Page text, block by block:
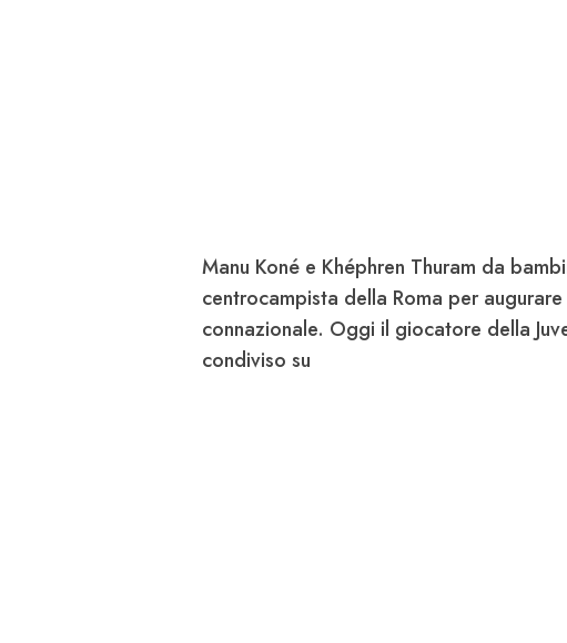
Manu Koné e Khéphren Thuram da
centrocampista della Roma per
connazionale. Oggi il giocatore della
condiviso su